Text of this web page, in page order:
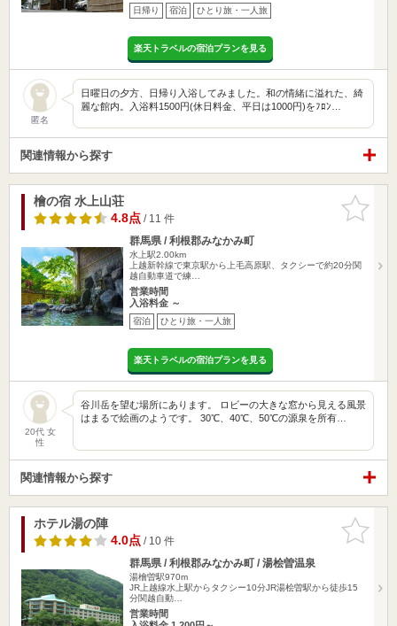
日帰り 宿泊 ひとり旅・一人旅
楽天トラベルの宿泊プランを見る
匿名
日曜日の夕方、日帰り入浴してみました。和の情緒に溢れた、綺
麗な館内。入浴料1500円(休日料金、平日は1000円)をﾌﾛﾝ…
関連情報から探す
お気に入
りに追加
檜の宿 水上山荘
4.8点/ 11 件
群馬県 / 利根郡みなかみ町
水上駅2.00km
上越新幹線で東京駅から上毛高原駅、タクシーで約20分関
越自動車道で練…
営業時間
入浴料金 ～
宿泊 ひとり旅・一人旅
楽天トラベルの宿泊プランを見る
20代 女
性
谷川岳を望む場所にあります。 ロビーの大きな窓から見える風景
はまるで絵画のようです。 30℃、40℃、50℃の源泉を所有…
関連情報から探す
お気に入
りに追加
ホテル湯の陣
4.0点/ 10 件
群馬県 / 利根郡みなかみ町 / 湯桧曽温泉
湯檜曽駅970m
JR上越線水上駅からタクシー10分JR湯桧曽駅から徒歩15
分関越自動…
営業時間